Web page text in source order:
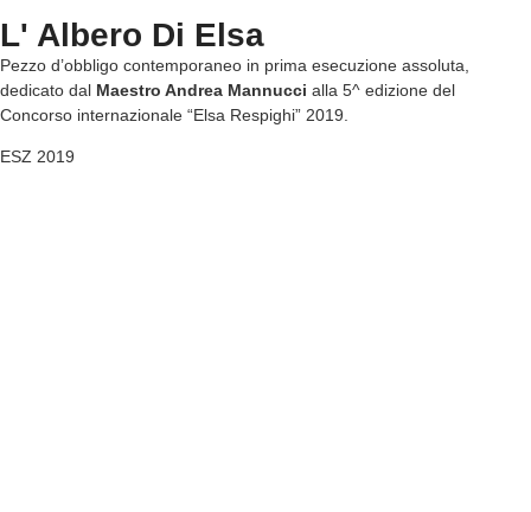
L' Albero Di Elsa
Pezzo d’obbligo contemporaneo in prima esecuzione assoluta,
dedicato dal Maestro Andrea Mannucci alla 5^ edizione del
Concorso internazionale “Elsa Respighi” 2019.
ESZ 2019